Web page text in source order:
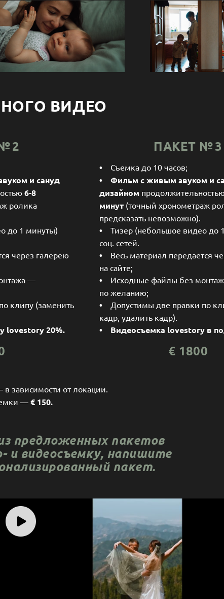
ВИДЕО
2
и сануд
6-8
ролика
до 1 минуты)
через галерею
—
клипу (заменить
lovestory 20%.
ПАКЕТ № 3
• Съемка до 10 часов;
• Фильмс живым звуком и
дизайном
минут (точный хронометраж
предсказать невозможно).
• Тизер (небольшое видео до
соц. сетей.
• Весь материал передается
на сайте;
• Исходные файлы без
по желанию;
•
Допустимы две правки по
кадр, удалить кадр).
• Видеосъемка lovestory в
€ 1800
зависимости от локации.
—€ 150.
предложенных пакетов
и видеосъемку, напишите
пакет.